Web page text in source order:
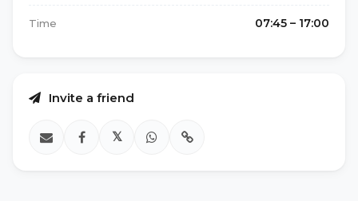
Time 07:45 – 17:00
Invite a friend
𝕏